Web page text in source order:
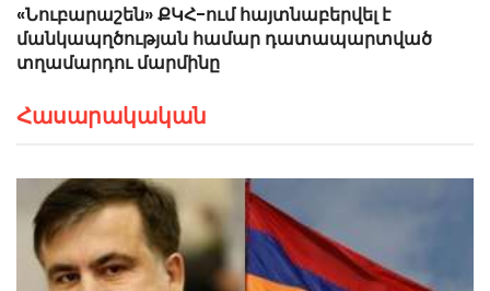
«Նուբարաշեն» ՔԿՀ-ում հայտնաբերվել է
մանկապղծության համար դատապարտված
տղամարդու մարմինը
Հասարակական